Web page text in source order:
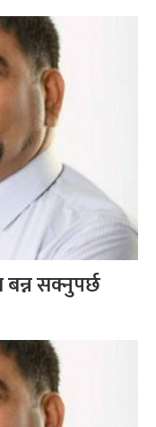
बन्न सक्नुपर्छ